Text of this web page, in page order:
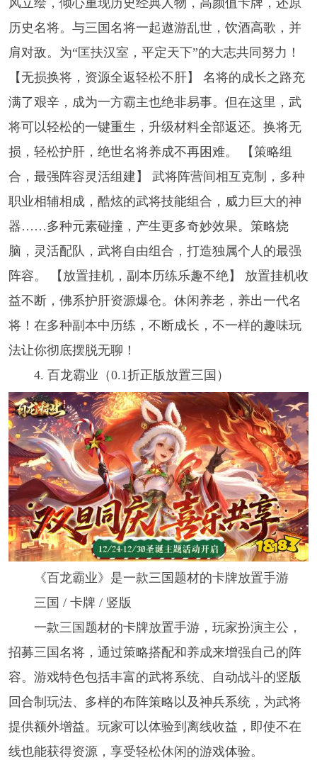
风立绘，倾心重现历史经典人物，高颜值卡牌，还原
历史名将。与三国名将一起遨游乱世，饮酒高歌，并
肩对敌。为“匡扶汉室，平定天下”的大志共同努力！
【无损换将，资源全返轻松不肝】 名将的成长之路充
满了艰辛，成为一方霸主也绝非易事。但在这里，武
将可以轻松的一键重生，升级材料全部返还。换将无
损，轻松护肝，绝世名将养成不再困难。 【策略组
合，最强阵容灵活组建】 武将阵营间相互克制，多种
职业相辅相成，酷炫的武将技能组合，威力巨大的神
器……多种元素碰撞，产生更多奇妙效果。策略烧
脑，灵活配队，武将自由组合，打造独属个人的最强
阵容。 【放置挂机，副本历练乐趣不绝】 放置挂机收
益不断，佛系护肝资源爆仓。休闲养老，养出一代名
将！在多种副本中历练，不断成长，不一样的趣味玩
法让你彻底摆脱无聊！
4. 百龙霸业（0.1折正版放置三国）
《百龙霸业》是一款三国题材的卡牌放置手游
三国 / 卡牌 / 竖版
一款三国题材的卡牌放置手游，玩家扮演主公，
招募三国名将，通过策略搭配和养成来增强自己的阵
容。游戏特色包括丰富的武将系统、自动战斗的竖版
回合制玩法、多样的布阵策略以及神兵系统，为武将
提供额外增益。玩家可以体验到离线收益，即使不在
线也能获得资源，享受轻松休闲的游戏体验。